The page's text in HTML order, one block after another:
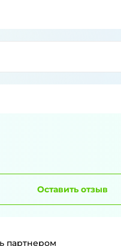
Оставить отзыв
партнером